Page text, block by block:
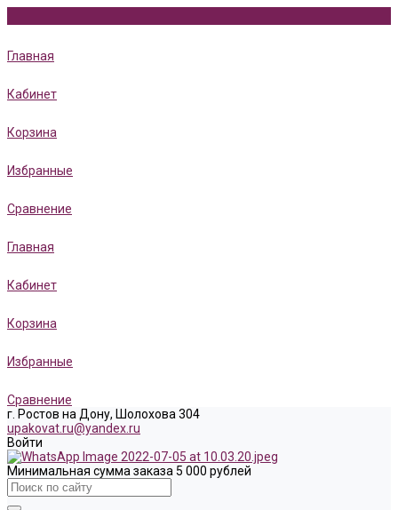
Главная
Кабинет
Корзина
Избранные
Сравнение
Главная
Кабинет
Корзина
Избранные
Сравнение
г. Ростов на Дону, Шолохова 304
upakovat.ru@yandex.ru
Войти
Минимальная сумма заказа 5 000 рублей